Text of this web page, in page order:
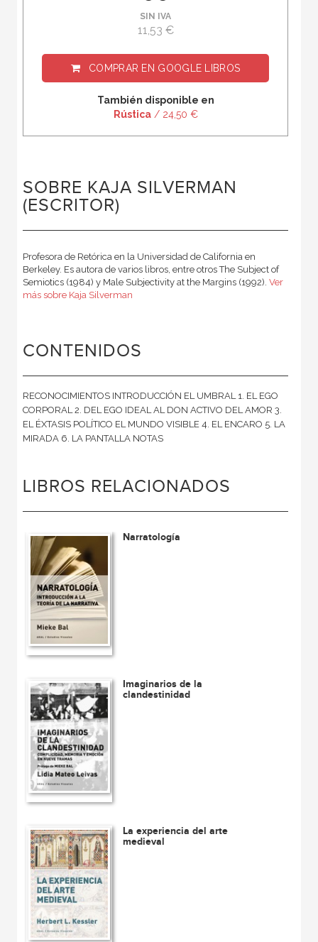
SIN IVA
11,53 €
COMPRAR EN GOOGLE LIBROS
También disponible en
Rústica/ 24,50 €
SOBRE KAJA SILVERMAN
(ESCRITOR)
Profesora de Retórica en la Universidad de California en
Berkeley. Es autora de varios libros, entre otros The Subject of
Semiotics (1984) y Male Subjectivity at the Margins (1992). Ver
más sobre Kaja Silverman
CONTENIDOS
RECONOCIMIENTOS INTRODUCCIÓN EL UMBRAL 1. EL EGO
CORPORAL 2. DEL EGO IDEAL AL DON ACTIVO DEL AMOR 3.
EL ÉXTASIS POLÍTICO EL MUNDO VISIBLE 4. EL ENCARO 5. LA
MIRADA 6. LA PANTALLA NOTAS
LIBROS RELACIONADOS
Narratología
Imaginarios de la
clandestinidad
La experiencia del arte
medieval